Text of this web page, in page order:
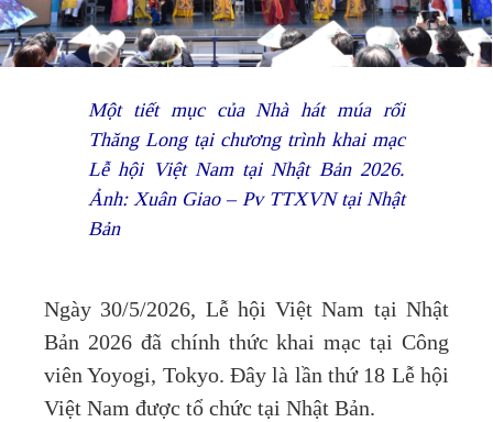
Một tiết mục của Nhà hát múa rối
Thăng Long tại chương trình khai mạc
Lễ hội Việt Nam tại Nhật Bản 2026.
Ảnh: Xuân Giao – Pv TTXVN tại Nhật
Bản
Ngày 30/5/2026, Lễ hội Việt Nam tại Nhật
Bản 2026 đã chính thức khai mạc tại Công
viên Yoyogi, Tokyo. Đây là lần thứ 18 Lễ hội
Việt Nam được tổ chức tại Nhật Bản.